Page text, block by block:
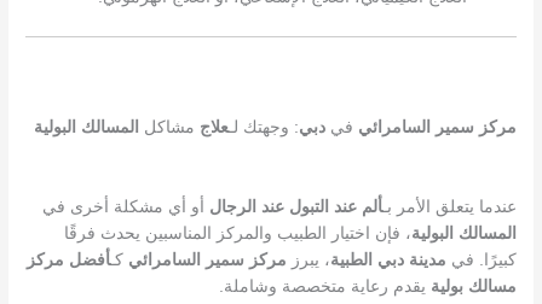
مركز سمير السامرائي فيدبي: وجهتك لـعلاج مشاكل المسالك البولية
عندما يتعلق الأمر بـألم عند التبول عند الرجال أو أي مشكلة أخرى في
المسالك البولية، فإن اختيار الطبيب والمركز المناسبين يحدث فرقًا
كبيرًا. في مدينة دبي الطبية، يبرز مركز سمير السامرائي كـأفضل مركز
مسالك بولية يقدم رعاية متخصصة وشاملة.